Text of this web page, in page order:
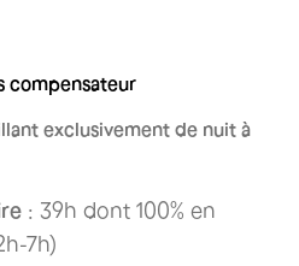
compensateur
exclusivement de nuit à
: 39h dont 100% en
7h)